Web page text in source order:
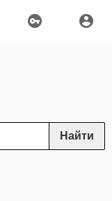
Найти